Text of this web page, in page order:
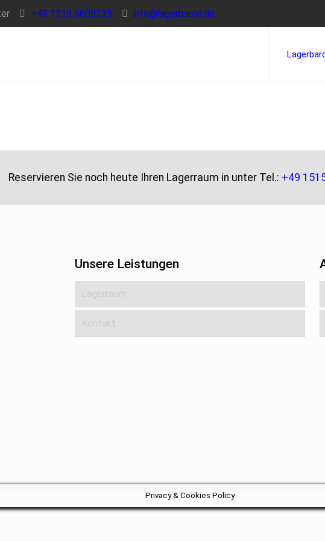
+49 1515 5608335 info@lagerbaron.de
Reservieren Sie noch heute Ihren Lagerraum in unter Tel.: +49
Unsere Leistungen
Privacy & Cookies Policy